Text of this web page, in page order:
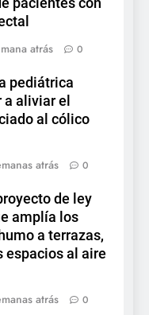
pacientes con
atrás 0
pediátrica
aliviar el
al cólico
atrás 0
de ley
amplía los
a terrazas,
espacios al aire
atrás 0